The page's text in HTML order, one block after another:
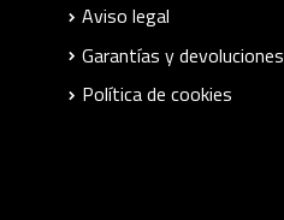
Aviso legal
Garantías y devoluciones
Política de cookies